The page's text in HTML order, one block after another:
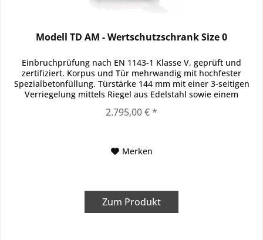
Modell TD AM - Wertschutzschrank Size 0
Einbruchprüfung nach EN 1143-1 Klasse V, geprüft und
zertifiziert. Korpus und Tür mehrwandig mit hochfester
Spezialbetonfüllung. Türstärke 144 mm mit einer 3-seitigen
Verriegelung mittels Riegel aus Edelstahl sowie einem
2.795,00 € *
Merken
Zum Produkt